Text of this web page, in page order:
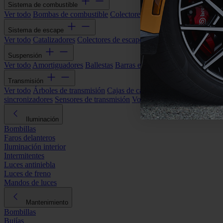
Sistema de combustible
Ver todo Bombas de combustible Colectores de admisión Filtros de
Sistema de escape
Ver todo Catalizadores Colectores de escape Filtros de partículas
Suspensión
Ver todo Amortiguadores Ballestas Barras estabilizadoras Bieletas y
Transmisión
Ver todo Árboles de transmisión Cajas de cambios automáticas
sincronizadores Sensores de transmisión Volantes de motor
Iluminación
Bombillas
Faros delanteros
Iluminación interior
Intermitentes
Luces antiniebla
Luces de freno
Mandos de luces
Mantenimiento
Bombillas
Bujías